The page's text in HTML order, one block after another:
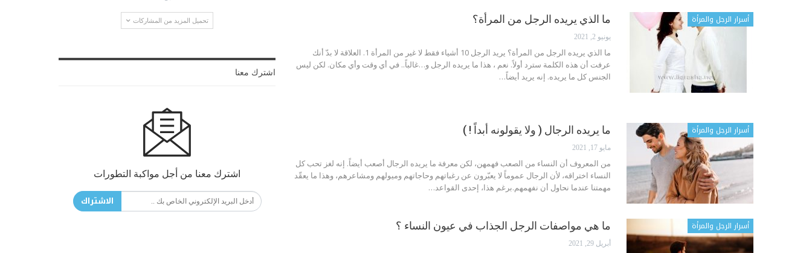
أسرار الرجل والمرأة ما الذي يريده الرجل من المرأة؟
يونيو 2, 2021
ما الذي يريده الرجل من المرأة؟ يريد الرجل 10 أشياء فقط لا غير من المرأة 1. العلاقة
لا بدّ أنك
عرفت أن هذه الكلمة سترد أولاً. نعم ، هذا ما يريده الرجل و…غالباً.. في أي وقت وأي مكان. لكن ليس
الجنس كل ما يريده. إنه يريد أيضاً…
أسرار الرجل والمرأة ما يريده الرجال ( ولا يقولونه أبداً ! )
مايو 17, 2021
من المعروف أن النساء من الصعب فهمهن، لكن معرفة ما يريده الرجال أصعب أيضاً. إنه لغز تحب كل
النساء اختراقه، لأن الرجال عموماً لا يعبّرون عن رغباتهم وحاجاتهم وميولهم ومشاعرهم، وهذا ما يعقّد
مهمتنا عندما نحاول أن نفهمهم.برغم هذا، إحدى القواعد…
أسرار الرجل والمرأة ما هي مواصفات الرجل الجذاب في عيون النساء ؟
أبريل 29, 2021
تحميل المزيد من المشاركات
اشترك معنا
اشترك معنا من أجل مواكبة التطورات
الاشتراك